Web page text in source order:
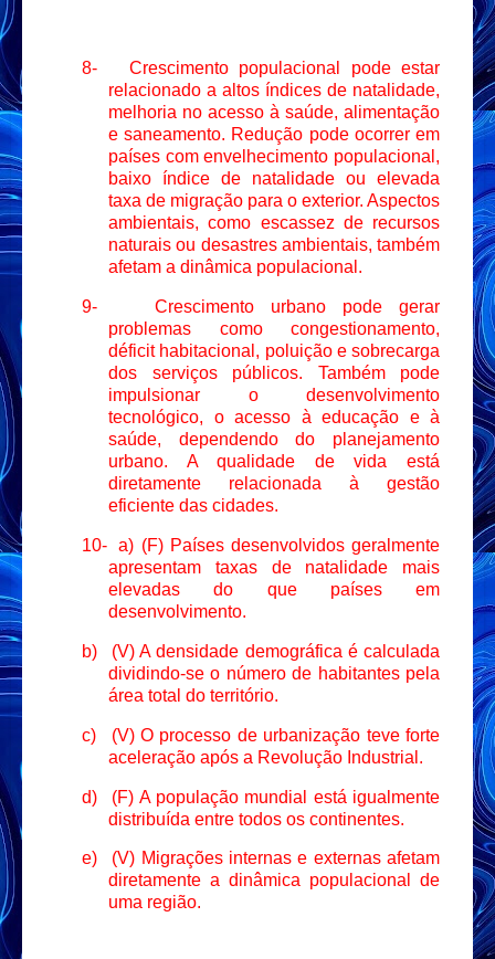
8-
Crescimento populacional pode estar
relacionado a altos índices de natalidade,
melhoria no acesso à saúde, alimentação
e saneamento. Redução pode ocorrer em
países com envelhecimento populacional,
baixo índice de natalidade ou elevada
taxa de migração para o exterior. Aspectos
ambientais, como escassez de recursos
naturais ou desastres ambientais, também
afetam a dinâmica populacional.
9-
Crescimento urbano pode gerar
problemas como congestionamento,
déficit habitacional, poluição e sobrecarga
dos serviços públicos. Também pode
impulsionar o desenvolvimento
tecnológico, o acesso à educação e à
saúde, dependendo do planejamento
urbano. A qualidade de vida está
diretamente relacionada à gestão
eficiente das cidades.
10-
a) (F) Países desenvolvidos geralmente
apresentam taxas de natalidade mais
elevadas do que países em
desenvolvimento.
b)
(V) A densidade demográfica é calculada
dividindo-se o número de habitantes pela
área total do território.
c)
(V) O processo de urbanização teve forte
aceleração após a Revolução Industrial.
d)
(F) A população mundial está igualmente
distribuída entre todos os continentes.
e)
(V) Migrações internas e externas afetam
diretamente a dinâmica populacional de
uma região.